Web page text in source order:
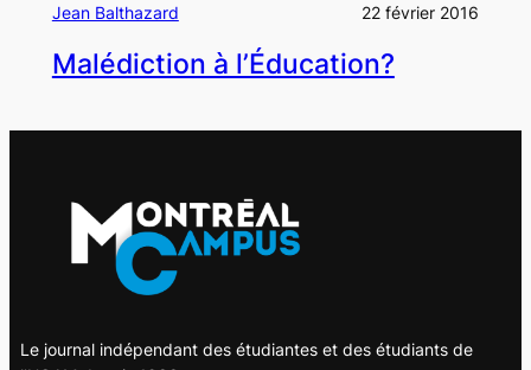
Jean Balthazard 22 février 2016
Malédiction à l’Éducation?
Le journal indépendant des étudiantes et des étudiants de